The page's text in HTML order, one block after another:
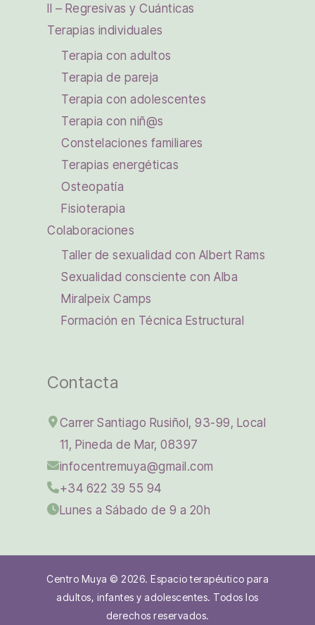
II – Regresivas y Cuánticas
Terapias individuales
Terapia con adultos
Terapia de pareja
Terapia con adolescentes
Terapia con niñ@s
Constelaciones familiares
Terapias energéticas
Osteopatía
Fisioterapia
Colaboraciones
Taller de sexualidad con Albert Rams
Sexualidad consciente con Alba
Miralpeix Camps
Formación en Técnica Estructural
Contacta
Carrer Santiago Rusiñol, 93-99, Local
11, Pineda de Mar, 08397
infocentremuya@gmail.com
+34 622 39 55 94
Lunes a Sábado de 9 a 20h
Centro Muya © 2026. Espacio terapéutico para
adultos, infantes y adolescentes. Todos los
derechos reservados.